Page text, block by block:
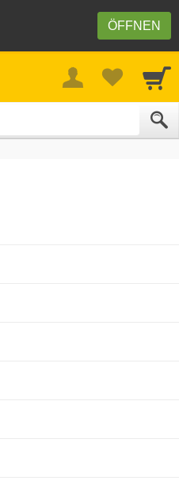
ÖFFNEN